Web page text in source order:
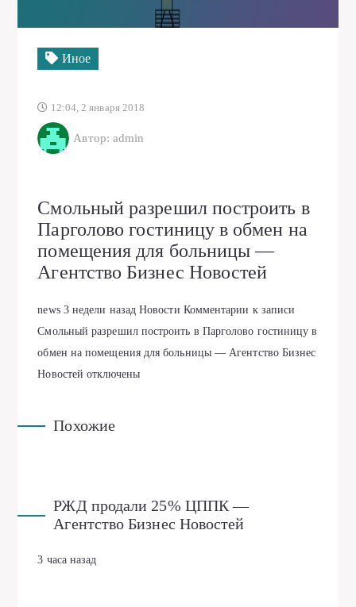
Иное
12:04, 2 января 2018
Автор: admin
Смольный разрешил построить в
Парголово гостиницу в обмен на
помещения для больницы —
Агентство Бизнес Новостей
news 3 недели назад Новости Комментарии к записи
Смольный разрешил построить в Парголово гостиницу в
обмен на помещения для больницы — Агентство Бизнес
Новостей отключены
Похожие
РЖД продали 25% ЦППК —
Агентство Бизнес Новостей
3 часа назад